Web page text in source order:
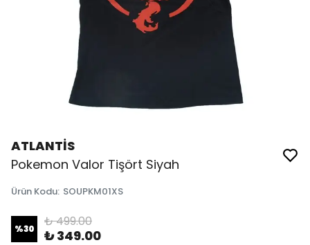
ATLANTİS
Pokemon Valor Tişört Siyah
Ürün Kodu: SOUPKM01XS
%30 ₺ 499.00
₺ 349.00